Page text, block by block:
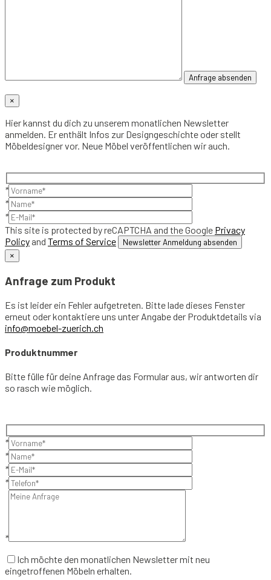
×
Hier kannst du dich zu unserem monatlichen Newsletter
anmelden. Er enthält Infos zur Designgeschichte oder stellt
Möbeldesigner vor. Neue Möbel veröffentlichen wir auch.
*
*
*
This site is protected by reCAPTCHA and the Google Privacy
Policy and Terms of Service
×
Anfrage zum Produkt
Es ist leider ein Fehler aufgetreten. Bitte lade dieses Fenster
erneut oder kontaktiere uns unter Angabe der Produktdetails via
info@moebel-zuerich.ch
Produktnummer
Bitte fülle für deine Anfrage das Formular aus, wir antworten dir
so rasch wie möglich.
*
*
*
*
*
Ich möchte den monatlichen Newsletter mit neu
eingetroffenen Möbeln erhalten.